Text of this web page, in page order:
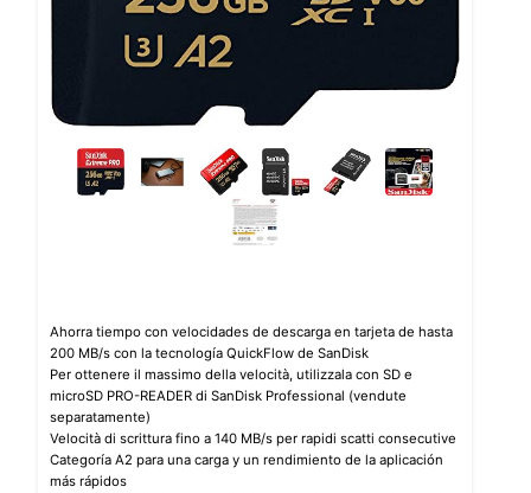
Ahorra tiempo con velocidades de descarga en tarjeta de hasta
200 MB/s con la tecnología QuickFlow de SanDisk
Per ottenere il massimo della velocità, utilizzala con SD e
microSD PRO-READER di SanDisk Professional (vendute
separatamente)
Velocità di scrittura fino a 140 MB/s per rapidi scatti consecutive
Categoría A2 para una carga y un rendimiento de la aplicación
más rápidos